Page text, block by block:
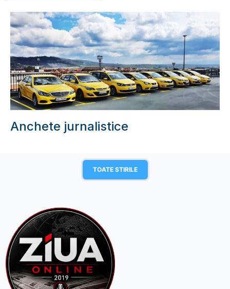
Anchete jurnalistice
TOATE STIRILE